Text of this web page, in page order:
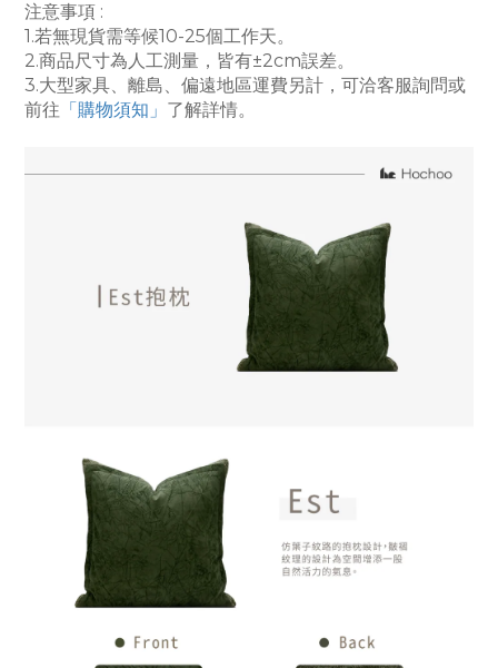
注意事項 :
1.若無現貨需等候10-25個工作天。
2.商品尺寸為人工測量，皆有±2cm誤差。
3.大型家具、離島、偏遠地區運費另計，可洽客服詢問或
前往 「購物須知」 了解詳情。